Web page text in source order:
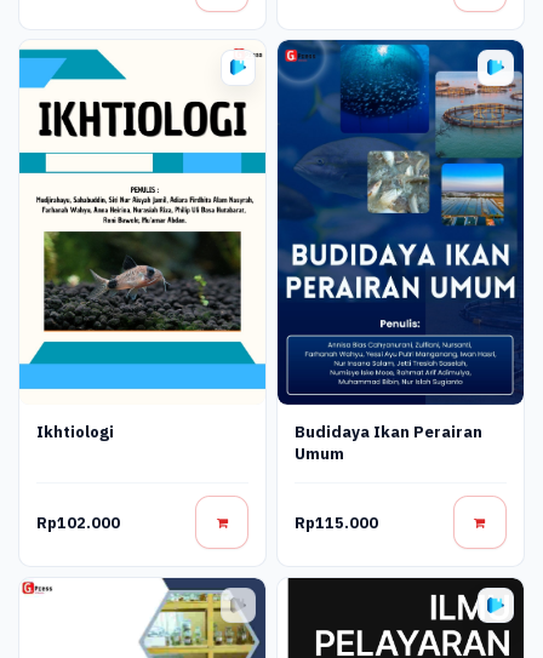
Ikhtiologi
Rp102.000
Budidaya Ikan Perairan
Umum
Rp115.000